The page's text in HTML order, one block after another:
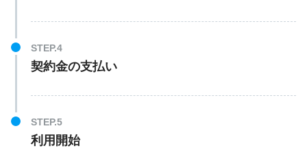
契約金の支払い
利用開始